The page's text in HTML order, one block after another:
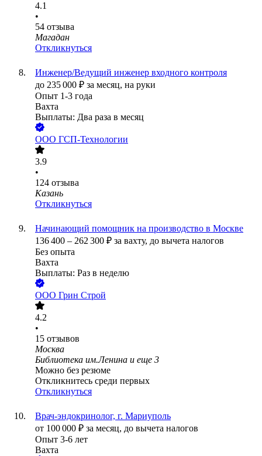
4.1
•
54 отзыва
Магадан
Откликнуться
Инженер/Ведущий инженер входного контроля
до 235 000 ₽ за месяц, на руки
Опыт 1-3 года
Вахта
Выплаты: Два раза в месяц
ООО ГСП-Технологии
3.9
•
124 отзыва
Казань
Откликнуться
Начинающий помощник на производство в Москве
136 400 – 262 300 ₽ за вахту, до вычета налогов
Без опыта
Вахта
Выплаты: Раз в неделю
ООО Грин Строй
4.2
•
15 отзывов
Москва
Библиотека им.Ленина и еще 3
Можно без резюме
Откликнитесь среди первых
Откликнуться
Врач-эндокринолог, г. Мариуполь
от 100 000 ₽ за месяц, до вычета налогов
Опыт 3-6 лет
Вахта